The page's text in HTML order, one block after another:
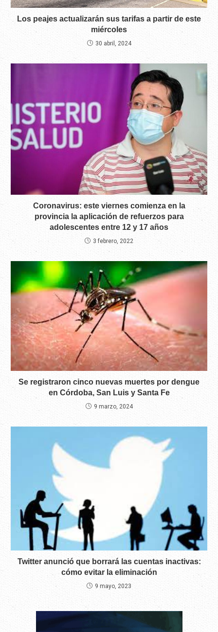
Los peajes actualizarán sus tarifas a partir de este
miércoles
30 abril, 2024
Coronavirus: este viernes comienza en la
provincia la aplicación de refuerzos para
adolescentes entre 12 y 17 años
3 febrero, 2022
Se registraron cinco nuevas muertes por dengue
en Córdoba, San Luis y Santa Fe
9 marzo, 2024
Twitter anunció que borrará las cuentas inactivas:
cómo evitar la eliminación
9 mayo, 2023